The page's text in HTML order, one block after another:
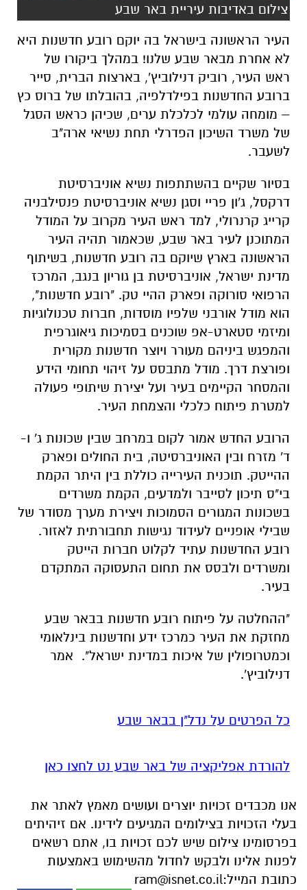
צילום באדיבות עיריית באר שבע
העיר הראשונה בישראל בה יוקם רובע חדשנות היא
לא אחרת מבאר שבע שלנו! במהלך ביקורו של
ראש העיר, רוביק דנילוביץ', בארצות הברית, סייר
ברובע החדשנות בפילדלפיה, בהובלתו של ברוס כץ
– מומחה עולמי לכלכלת ערים, שכיהן כראש הסגל
של משרד השיכון הפדרלי תחת נשיאי ארה"ב
לשעבר.
בסיור שקיים בהשתתפות נשיא אוניברסיטת
דרקסל, ג'ון פריי וסגן נשיא אוניברסיטת פנסילבניה
קרייג קרנרולי, למד ראש העיר מקרוב על המודל
המתוכנן לעיר באר שבע, שכאמור תהיה העיר
הראשונה בארץ שיוקם בה רובע חדשנות, בשיתוף
מדינת ישראל, אוניברסיטת בן גוריון בנגב, המרכז
הרפואי סורוקה ופארק ההיי טק. "רובע חדשנות",
הוא מודל אורבני שלפיו מוסדות, חברות טכנולוגיות
ומיזמי סטארט-אפ שוכנים בסמיכות גיאוגרפית
והמפגש ביניהם מעורר ויוצר חדשנות מקורית
ופורצת דרך. מודל מתבסס על זיהוי תחומי הידע
והמסחר הקיימים בעיר ועל יצירת שיתופי פעולה
למטרת פיתוח כלכלי והצמחת העיר.
הרובע החדש אמור לקום במרחב שבין שכונות ג' ו-
ד' מזרח ובין האוניברסיטה, בית החולים ופארק
ההייטק. תוכנית העירייה כוללת בין היתר הקמת
בי"ס תיכון לסייבר ולמדעים, הקמת משרדים
בשכונות המגורים הסמוכות ויצירת מערך מסודר של
שבילי אופניים לעידוד נגישות תחבורתית לאזור.
רובע החדשנות עתיד לקלוט חברות הייטק
ומשרדים ולבסס את תחום התעסוקה המתקדם
בעיר.
"ההחלטה על פיתוח רובע חדשנות בבאר שבע
מחזקת את העיר כמרכז ידע וחדשנות בינלאומי
וכמטרופולין של איכות במדינת ישראל". אמר
דנילוביץ'.
כל הפרטים על נדל"ן בבאר שבע
להורדת אפליקציה של באר שבע נט לחצו כאן
אנו מכבדים זכויות יוצרים ועושים מאמץ לאתר את
בעלי הזכויות בצילומים המגיעים לידינו. אם זיהיתים
בפרסומינו צילום שיש לכם זכויות בו, אתם רשאים
לפנות אלינו ולבקש לחדול מהשימוש באמצעות
כתובת המייל:ram@isnet.co.il